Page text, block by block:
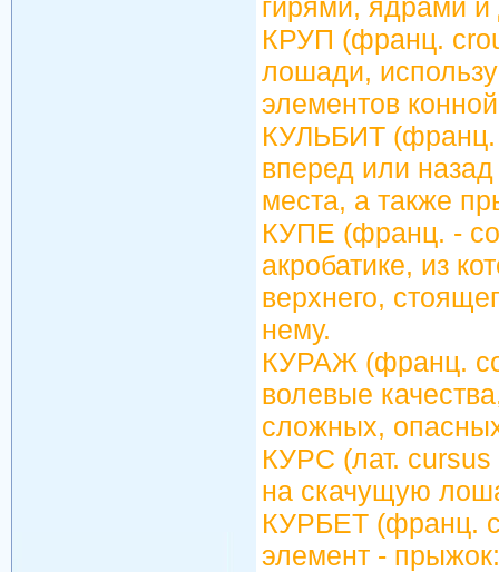
гирями, ядрами
КРУП (франц.
лошади,
элементов
КУЛЬБИТ (франц.
вперед или назад
места, а также
КУПЕ (франц. -
акробатике, из
верхнего,
нему.
КУРАЖ (франц.
волевые
сложных,
КУРС (лат. cursus
на скачущую
КУРБЕТ (франц.
элемент - прыжок: